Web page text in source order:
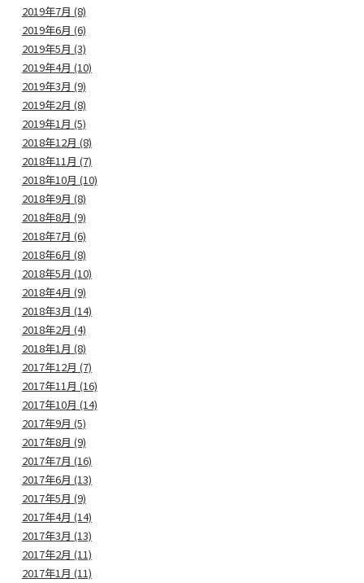
2019年7月 (8)
2019年6月 (6)
2019年5月 (3)
2019年4月 (10)
2019年3月 (9)
2019年2月 (8)
2019年1月 (5)
2018年12月 (8)
2018年11月 (7)
2018年10月 (10)
2018年9月 (8)
2018年8月 (9)
2018年7月 (6)
2018年6月 (8)
2018年5月 (10)
2018年4月 (9)
2018年3月 (14)
2018年2月 (4)
2018年1月 (8)
2017年12月 (7)
2017年11月 (16)
2017年10月 (14)
2017年9月 (5)
2017年8月 (9)
2017年7月 (16)
2017年6月 (13)
2017年5月 (9)
2017年4月 (14)
2017年3月 (13)
2017年2月 (11)
2017年1月 (11)